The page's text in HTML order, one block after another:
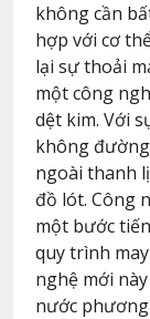
không cần
hợp với cơ
lại sự thoải
một công
dệt kim. Với
không
ngoài thanh
đồ lót. Công
một bước
quy trình
nghệ mới
nước